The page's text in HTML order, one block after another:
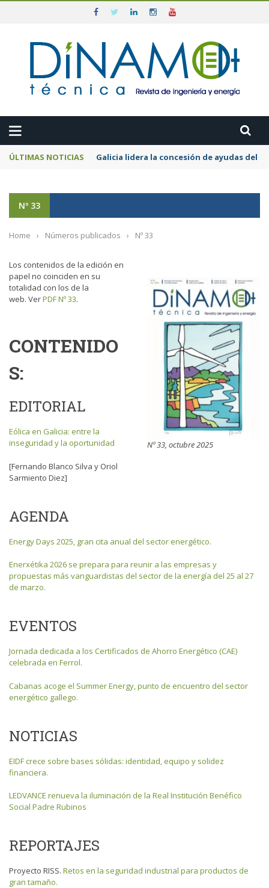
ÚLTIMAS NOTICIAS El MITECO prepara una subasta de 600
Nº 33
Home › Números publicados › Nº 33
Nº 33, octubre 2025
Los contenidos de la edición en
papel no coinciden en su
totalidad con los de la
web. VerPDF Nº 33.
CONTENIDO
S:
EDITORIAL
Eólica en Galicia: entre la
inseguridad y la oportunidad
[Fernando Blanco Silva y Oriol
Sarmiento Diez]
AGENDA
Energy Days 2025, gran cita anual del sector energético.
Enerxétika 2026 se prepara para reunir a las empresas y
propuestas más vanguardistas del sector de la energía del 25 al 27
de marzo.
EVENTOS
Jornada dedicada a los Certificados de Ahorro Energético (CAE)
celebrada en Ferrol.
Cabanas acoge el Summer Energy, punto de encuentro del sector
energético gallego.
NOTICIAS
EIDF crece sobre bases sólidas: identidad, equipo y solidez
financiera.
LEDVANCE renueva la iluminación de la Real Institución Benéfico
Social Padre Rubinos
REPORTAJES
Proyecto RISS. Retos en la seguridad industrial para productos de
gran tamaño.